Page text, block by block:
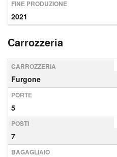
FINE PRODUZIONE
2021
Carrozzeria
CARROZZERIA
Furgone
PORTE
5
POSTI
7
BAGAGLIAIO